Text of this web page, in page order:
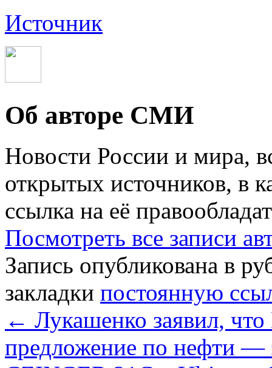
Источник
Об авторе СМИ
Новости России и мира,
открытых источников, в
ссылка на её
Посмотреть все записи
Запись опубликована в
закладки постоянную
← Лукашенко заявил,
предложение по нефти —